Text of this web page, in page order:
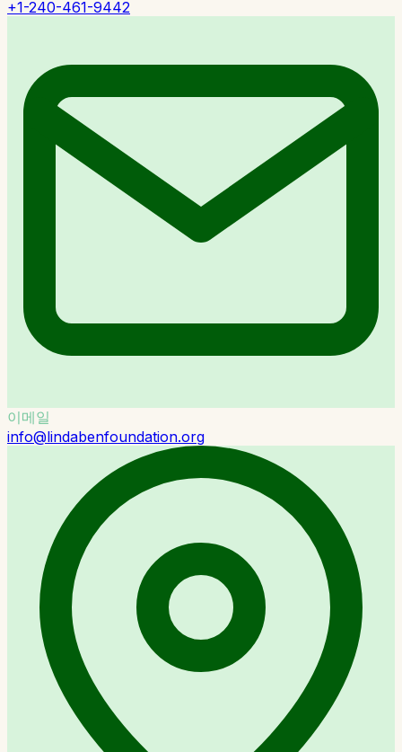
+1-240-461-9442
이메일
info@lindabenfoundation.org